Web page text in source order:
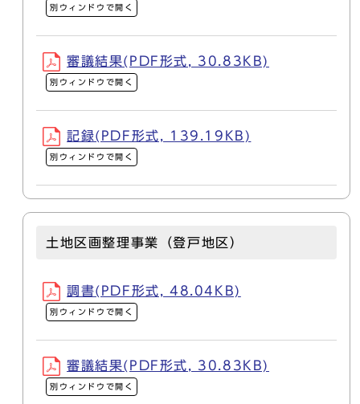
別ウィンドウで開く
審議結果(PDF形式, 30.83KB)
別ウィンドウで開く
記録(PDF形式, 139.19KB)
別ウィンドウで開く
土地区画整理事業（登戸地区）
調書(PDF形式, 48.04KB)
別ウィンドウで開く
審議結果(PDF形式, 30.83KB)
別ウィンドウで開く